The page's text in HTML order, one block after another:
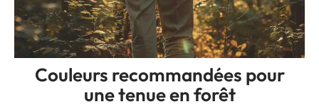
Couleurs recommandées pour
une tenue en forêt